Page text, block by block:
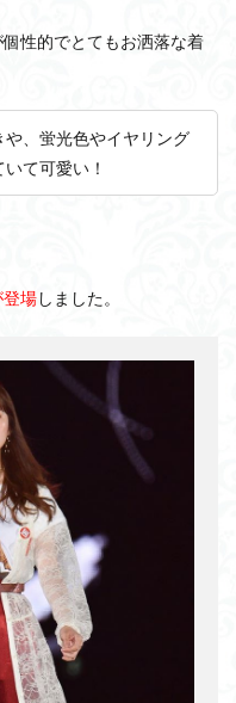
性的でとてもお洒落な着
、蛍光色やイヤリング
て可愛い！
場しました。